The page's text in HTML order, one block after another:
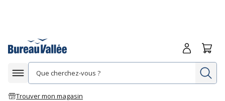
Afficher la navigation
Trouver mon magasin
Me